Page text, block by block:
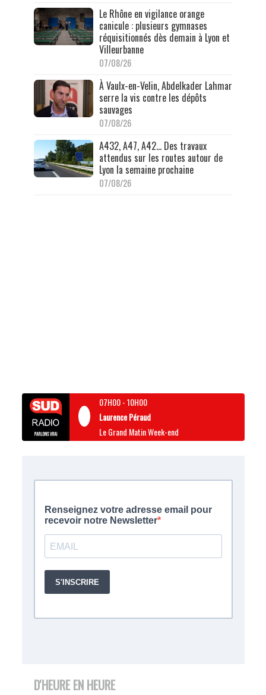
Le Rhône en vigilance orange
canicule : plusieurs gymnases
réquisitionnés dès demain à Lyon et
Villeurbanne
07/08/26
À Vaulx-en-Velin, Abdelkader Lahmar
serre la vis contre les dépôts
sauvages
07/08/26
A432, A47, A42… Des travaux
attendus sur les routes autour de
Lyon la semaine prochaine
07/08/26
07H00-10H00
Laurence Péraud
Le Grand Matin Week-end
D'HEURE EN HEURE